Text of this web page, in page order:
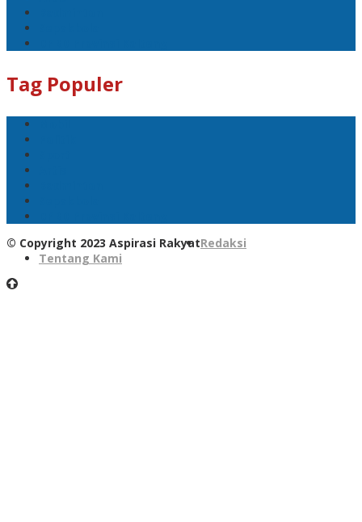
Tag Populer
© Copyright 2023 Aspirasi RakyatRedaksi
Tentang Kami